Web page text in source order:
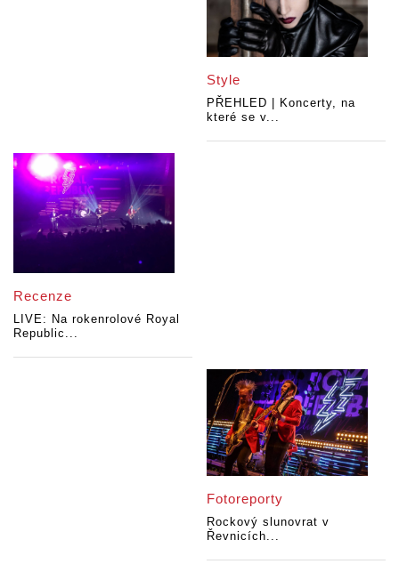
Style
PŘEHLED | Koncerty, na
které se v...
Recenze
LIVE: Na rokenrolové Royal
Republic...
Fotoreporty
Rockový slunovrat v
Řevnicích...